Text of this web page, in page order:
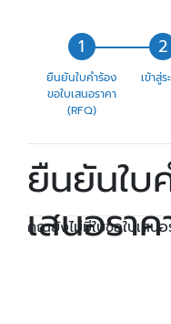
ยืนยันใบคำร้อง
ขอใบเสนอราคา
(RFQ)
เข้าสู่
ยืนยันใบ
เสนอรา
คุณยังไม่มีใบขอใบเสนอ